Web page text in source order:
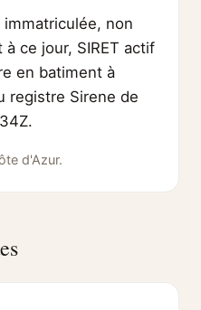
non
ce jour, SIRET actif
en batiment à
registre Sirene de
d'Azur.